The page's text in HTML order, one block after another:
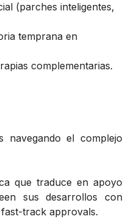
(parches inteligentes,
temprana en
complementarias.
navegando el complejo
que traduce en apoyo
sus desarrollos con
track approvals.